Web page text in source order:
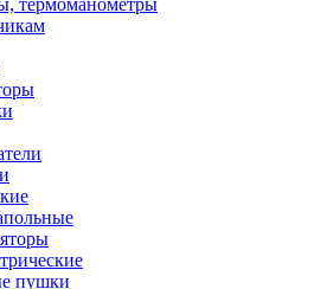
термоманометры
пушки